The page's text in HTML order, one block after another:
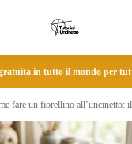
in tutto il mondo per
fare un fiorellino all’uncinetto: il